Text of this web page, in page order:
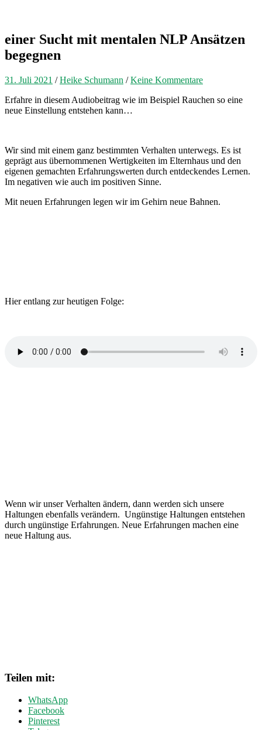
einer Sucht mit mentalen NLP Ansätzen
begegnen
31. Juli 2021 /Heike Schumann /Keine Kommentare
Erfahre in diesem Audiobeitrag wie im Beispiel Rauchen so eine
neue Einstellung entstehen kann…
Wir sind mit einem ganz bestimmten Verhalten unterwegs. Es ist
geprägt aus übernommenen Wertigkeiten im Elternhaus und den
eigenen gemachten Erfahrungswerten durch entdeckendes Lernen.
Im negativen wie auch im positiven Sinne.
Mit neuen Erfahrungen legen wir im Gehirn neue Bahnen.
Hier entlang zur heutigen Folge:
Wenn wir unser Verhalten ändern, dann werden sich unsere
Haltungen ebenfalls verändern. Ungünstige Haltungen entstehen
durch ungünstige Erfahrungen. Neue Erfahrungen machen eine
neue Haltung aus.
Teilen mit:
WhatsApp
Facebook
Pinterest